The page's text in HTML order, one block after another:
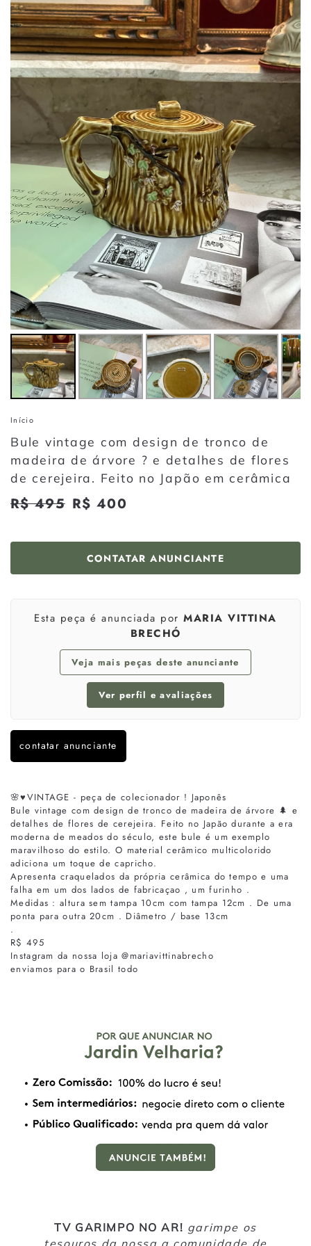
Início
Bule vintage com design de tronco de
madeira de árvore ? e detalhes de flores
de cerejeira. Feito no Japão em cerâmica
Preço
normal
R$ 495R$
Preço
promocional
R$ 400
CONTATAR ANUNCIANTE
Esta peça é anunciada porMARIA VITTINA
BRECHÓ
Veja mais peças deste anunciante
Ver perfil e avaliações
contatar anunciante
🌸♥️VINTAGE - peça de colecionador ! Japonês
Bule vintage com design de tronco de madeira de árvore 🌲 e
detalhes de flores de cerejeira. Feito no Japão durante a era
moderna de meados do século, este bule é um exemplo
maravilhoso do estilo. O material cerâmico multicolorido
adiciona um toque de capricho.
Apresenta craquelados da própria cerâmica do tempo e uma
falha em um dos lados de fabricaçao , um furinho .
Medidas : altura sem tampa 10cm com tampa 12cm . De uma
ponta para outra 20cm . Diâmetro / base 13cm
.
R$ 495
Instagram da nossa loja @mariavittinabrecho
enviamos para o Brasil todo
TV GARIMPO NO AR! garimpe os
tesouros da nossa a comunidade de